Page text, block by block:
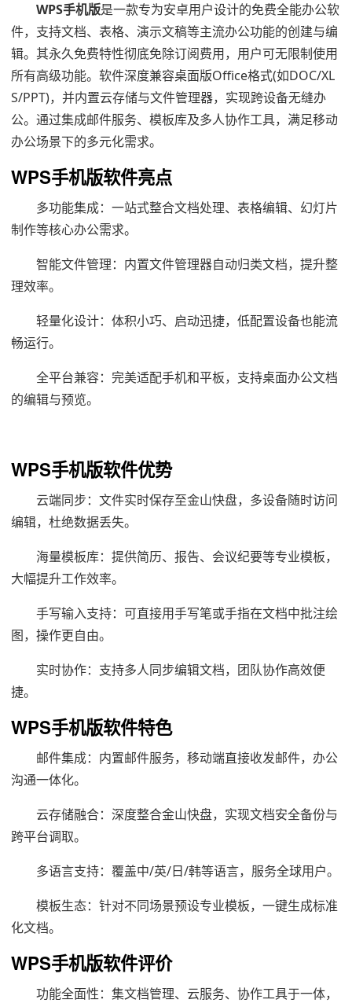
WPS手机版是一款专为安卓用户设计的免费全能办公软
件，支持文档、表格、演示文稿等主流办公功能的创建与编
辑。其永久免费特性彻底免除订阅费用，用户可无限制使用
所有高级功能。软件深度兼容桌面版Office格式(如DOC/XL
S/PPT)，并内置云存储与文件管理器，实现跨设备无缝办
公。通过集成邮件服务、模板库及多人协作工具，满足移动
办公场景下的多元化需求。
WPS手机版软件亮点
多功能集成：一站式整合文档处理、表格编辑、幻灯片
制作等核心办公需求。
智能文件管理：内置文件管理器自动归类文档，提升整
理效率。
轻量化设计：体积小巧、启动迅捷，低配置设备也能流
畅运行。
全平台兼容：完美适配手机和平板，支持桌面办公文档
的编辑与预览。
WPS手机版软件优势
云端同步：文件实时保存至金山快盘，多设备随时访问
编辑，杜绝数据丢失。
海量模板库：提供简历、报告、会议纪要等专业模板，
大幅提升工作效率。
手写输入支持：可直接用手写笔或手指在文档中批注绘
图，操作更自由。
实时协作：支持多人同步编辑文档，团队协作高效便
捷。
WPS手机版软件特色
邮件集成：内置邮件服务，移动端直接收发邮件，办公
沟通一体化。
云存储融合：深度整合金山快盘，实现文档安全备份与
跨平台调取。
多语言支持：覆盖中/英/日/韩等语言，服务全球用户。
模板生态：针对不同场景预设专业模板，一键生成标准
化文档。
WPS手机版软件评价
功能全面性：集文档管理、云服务、协作工具于一体，